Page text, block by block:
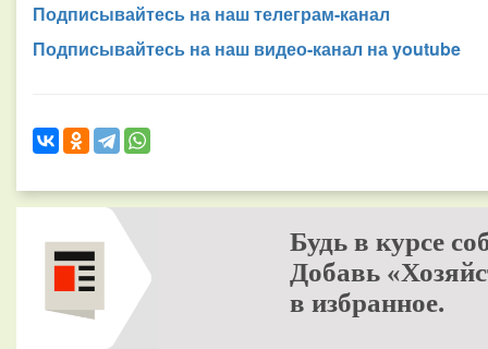
Подписывайтесь на наш телеграм-канал
Подписывайтесь на наш видео-канал на youtube
Будь в курсе
Добавь
в избранное.